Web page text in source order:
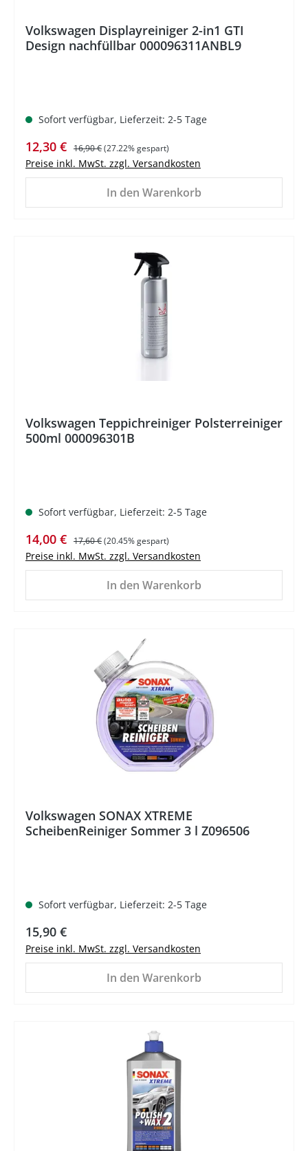
Volkswagen Displayreiniger 2-in1 GTI
Design nachfüllbar 000096311ANBL9
Sofort verfügbar, Lieferzeit: 2-5 Tage
Verkaufspreis:
12,30 € Regulärer Preis:
16,90 €(27.22% gespart)
Preise inkl. MwSt. zzgl. Versandkosten
In den Warenkorb
Volkswagen Teppichreiniger Polsterreiniger
500ml 000096301B
Sofort verfügbar, Lieferzeit: 2-5 Tage
Verkaufspreis:
14,00 € Regulärer Preis:
17,60 €(20.45% gespart)
Preise inkl. MwSt. zzgl. Versandkosten
In den Warenkorb
Volkswagen SONAX XTREME
ScheibenReiniger Sommer 3 l Z096506
Sofort verfügbar, Lieferzeit: 2-5 Tage
Regulärer Preis:
15,90 €
Preise inkl. MwSt. zzgl. Versandkosten
In den Warenkorb